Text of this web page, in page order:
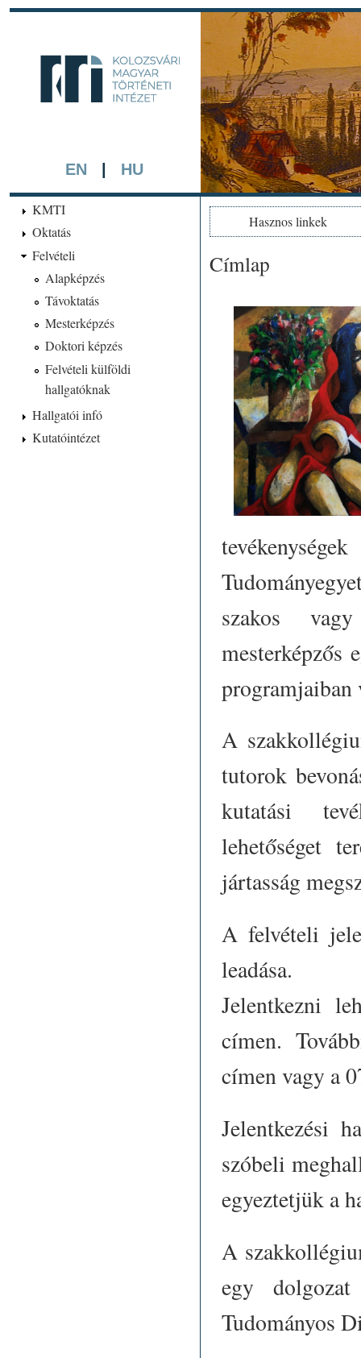
EN HU
A háttérben részlet a
készített színezett
KMTI
Oktatás
Felvételi
Alapképzés
Távoktatás
Mesterképzés
Doktori képzés
Felvételi külföldi
hallgatóknak
Hallgatói infó
Kutatóintézet
Hasznos linkek
Jelenlegi hely
Címlap
szakos
mesterképzős
programjaiban
A
tutorok
kutatási
lehetőséget
jártasság
A felvételi
leadása.
Jelentkezni
címen.
címen vagy a
Jelentkezési
szóbeli
egyeztetjük a
A
egy
Tudományos